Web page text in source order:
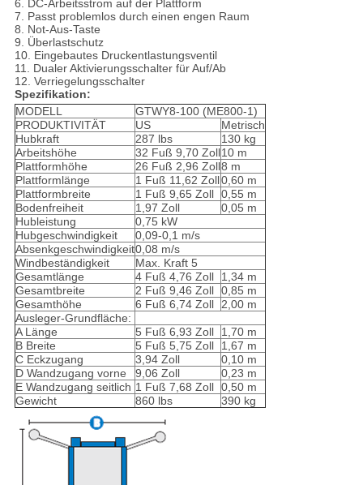
6. DC-Arbeitsstrom auf der Plattform
7. Passt problemlos durch einen engen Raum
8. Not-Aus-Taste
9. Überlastschutz
10. Eingebautes Druckentlastungsventil
11. Dualer Aktivierungsschalter für Auf/Ab
12. Verriegelungsschalter
Spezifikation:
MODELL
GTWY8-100 (ME800-1)
PRODUKTIVITÄT
US
Metrisch
Hubkraft
287 lbs
130 kg
Arbeitshöhe
32 Fuß 9,70 Zoll10 m
Plattformhöhe
26 Fuß 2,96 Zoll8 m
Plattformlänge
1 Fuß 11,62 Zoll0,60 m
Plattformbreite
1 Fuß 9,65 Zoll 0,55 m
Bodenfreiheit
1,97 Zoll
0,05 m
Hubleistung
0,75 kW
Hubgeschwindigkeit
0,09-0,1 m/s
Absenkgeschwindigkeit0,08 m/s
Windbeständigkeit
Max. Kraft 5
Gesamtlänge
4 Fuß 4,76 Zoll
1,34 m
Gesamtbreite
2 Fuß 9,46 Zoll 0,85 m
Gesamthöhe
6 Fuß 6,74 Zoll 2,00 m
Ausleger-Grundfläche:
A Länge
5 Fuß 6,93 Zoll
1,70 m
B Breite
5 Fuß 5,75 Zoll
1,67 m
C Eckzugang
3,94 Zoll
0,10 m
D Wandzugang vorne
9,06 Zoll
0,23 m
E Wandzugang seitlich 1 Fuß 7,68 Zoll 0,50 m
Gewicht
860 lbs 390 kg